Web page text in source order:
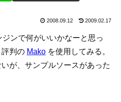
2008.09.12 2009.02.17
ンで何がいいかなーと思っ
判の Mako を使用してみる。
が、サンプルソースがあった